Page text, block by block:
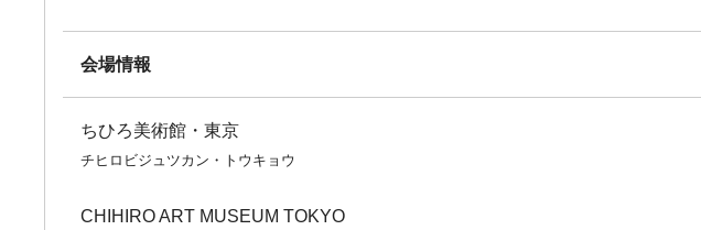
会場情報
ちひろ美術館・東京
チヒロビジュツカン・トウキョウ
CHIHIRO ART MUSEUM TOKYO